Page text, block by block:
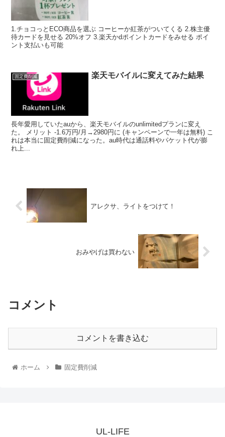
1.チョコっとECO商品を選ぶ コーヒーか紅茶がついてくる 2.株主優
待カードを見せる 20%オフ 3.楽天かdポイントカードをみせる ポイ
ント支払いも可能
固定費削減 楽天モバイルに変えてみた結果
長年愛用していたauから、楽天モバイルのunlimitedプランに変え
た。 メリット -1.6万円/月→2980円に (キャンペーンで一年は無料) こ
れは本当に固定費削減になった。au時代は通話料やパケット代が膨
れ上...
アレクサ、ライトをつけて！
おみやげは買わない
コメント
コメントを書き込む
ホーム 固定費削減
UL-LIFE